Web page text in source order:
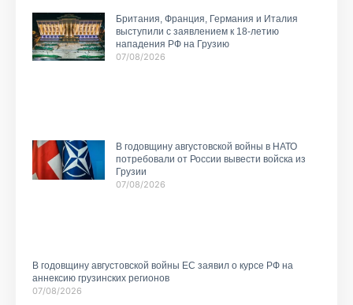
Британия, Франция, Германия и Италия
выступили с заявлением к 18-летию
нападения РФ на Грузию
07/08/2026
В годовщину августовской войны в НАТО
потребовали от России вывести войска из
Грузии
07/08/2026
В годовщину августовской войны ЕС заявил о курсе РФ на
аннексию грузинских регионов
07/08/2026